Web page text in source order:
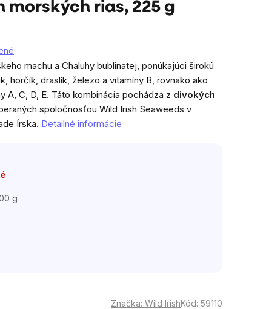
rias, 225 g
machu a Chaluhy bublinatej, ponúkajúci širokú
horčík, draslík, železo a vitamíny B, rovnako ako
A, C, D, E. Táto kombinácia pochádza z divokých
spoločnosťou Wild Irish Seaweeds v
Írska. Detailné informácie
g
Značka: Wild IrishKód: 59110